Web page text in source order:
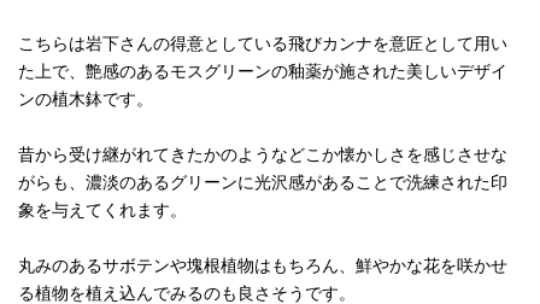
こちらは岩下さんの得意としている飛びカンナを意匠として用い
た上で、艶感のあるモスグリーンの釉薬が施された美しいデザイ
ンの植木鉢です。
昔から受け継がれてきたかのようなどこか懐かしさを感じさせな
がらも、濃淡のあるグリーンに光沢感があることで洗練された印
象を与えてくれます。
丸みのあるサボテンや塊根植物はもちろん、鮮やかな花を咲かせ
る植物を植え込んでみるのも良さそうです。